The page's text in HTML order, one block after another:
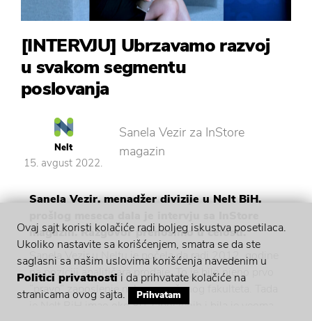
[INTERVJU] Ubrzavamo razvoj
u svakom segmentu
poslovanja
Nelt
15. avgust 2022.
Sanela Vezir za InStore
magazin
Sanela Vezir, menadžer divizije u Nelt BiH,
magazin. Razgovor prenosimo u celosti.
Sanela Vezir u Neltu je počela da radi 2012. godine
na poziciji analitičara prodaje. To je bilo njeno prvo
“pravo” zaposlenje nakon završenog fakulteta. Tada
je Nelt BiH imao oko 80 zaposlenih i bila je veoma
Ovaj sajt koristi kolačiće radi boljeg iskustva posetilaca.
Ukoliko nastavite sa korišćenjem, smatra se da ste
saglasni sa našim uslovima korišćenja navedenim u
Politici privatnosti i da prihvatate kolačiće na
stranicama ovog sajta.
Prihvatam